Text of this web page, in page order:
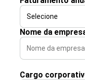
Nome da
Cargo